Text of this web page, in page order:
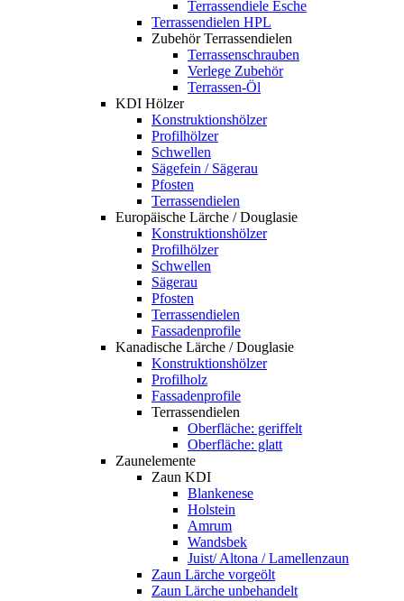
Terrassendiele Esche
Terrassendielen HPL
Zubehör Terrassendielen
Terrassenschrauben
Verlege Zubehör
Terrassen-Öl
KDI Hölzer
Konstruktionshölzer
Profilhölzer
Schwellen
Sägefein / Sägerau
Pfosten
Terrassendielen
Europäische Lärche / Douglasie
Konstruktionshölzer
Profilhölzer
Schwellen
Sägerau
Pfosten
Terrassendielen
Fassadenprofile
Kanadische Lärche / Douglasie
Konstruktionshölzer
Profilholz
Fassadenprofile
Terrassendielen
Oberfläche: geriffelt
Oberfläche: glatt
Zaunelemente
Zaun KDI
Blankenese
Holstein
Amrum
Wandsbek
Juist/ Altona / Lamellenzaun
Zaun Lärche vorgeölt
Zaun Lärche unbehandelt